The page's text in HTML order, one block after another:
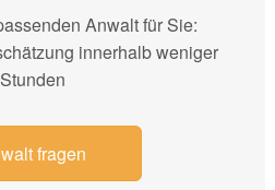
Anwalt für Sie:
innerhalb weniger
Stunden
fragen